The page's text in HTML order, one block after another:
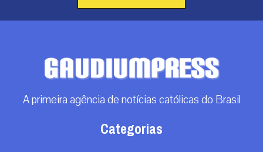
A primeira agência de notícias católicas do Brasil
Categorias